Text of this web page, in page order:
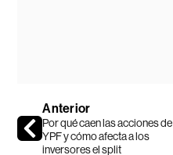
Anterior
Por qué caen las acciones de
YPF y cómo afecta a los
inversores el split